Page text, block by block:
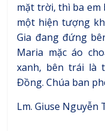
mặt trời, thì ba em
một hiện tượng
Gia đang đứng
Maria mặc áo
xanh, bên trái là
Ðồng. Chúa ban
Lm. Giuse Nguyễn